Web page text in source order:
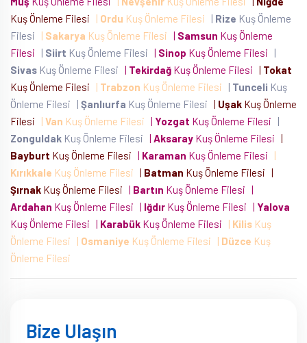
Kuş Önleme Filesi
| Ordu Kuş Önleme Filesi | Rize Kuş Önleme
Filesi
| Sakarya Kuş Önleme Filesi | Samsun Kuş Önleme
Filesi
| Siirt Kuş Önleme Filesi | Sinop Kuş Önleme Filesi
|
Sivas Kuş Önleme Filesi | Tekirdağ Kuş Önleme Filesi | Tokat
Kuş Önleme Filesi
| Trabzon Kuş Önleme Filesi | Tunceli Kuş
Önleme Filesi
| Şanlıurfa Kuş Önleme Filesi | Uşak Kuş Önleme
Filesi
| Van Kuş Önleme Filesi | Yozgat Kuş Önleme Filesi
|
Zonguldak Kuş Önleme Filesi | Aksaray Kuş Önleme Filesi |
Bayburt Kuş Önleme Filesi | Karaman Kuş Önleme Filesi
|
Kırıkkale Kuş Önleme Filesi | Batman Kuş Önleme Filesi |
Şırnak Kuş Önleme Filesi | Bartın Kuş Önleme Filesi |
Ardahan Kuş Önleme Filesi | Iğdır Kuş Önleme Filesi | Yalova
Kuş Önleme Filesi | Karabük Kuş Önleme Filesi | Kilis Kuş
Önleme Filesi
| Osmaniye Kuş Önleme Filesi | Düzce Kuş
Önleme Filesi
Bize Ulaşın